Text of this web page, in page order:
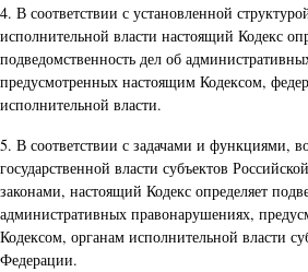
4. В соответствии с установленной
исполнительной власти настоящий Кодекс
подведомственность дел об
предусмотренных настоящим Кодексом,
исполнительной власти.
5. В соответствии с задачами и функциями,
государственной власти субъектов
законами, настоящий Кодекс определяет
административных правонарушениях,
Кодексом, органам исполнительной власти
Федерации.